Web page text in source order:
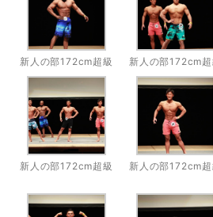
新人の部172cm超級 新人の部172cm超
新人の部172cm超級 新人の部172cm超